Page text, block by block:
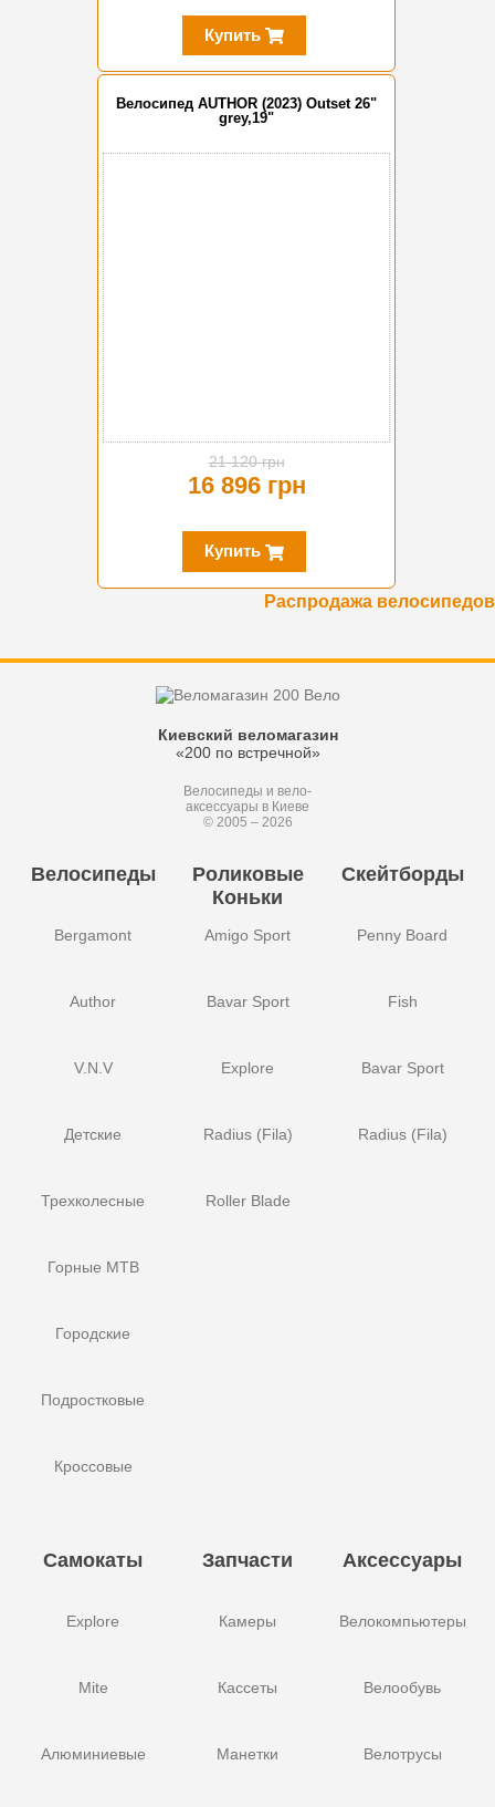
Купить
Велосипед AUTHOR (2023) Outset 26"
grey,19"
21 120 грн
16 896 грн
Купить
Распродажа велосипедов
Киевский веломагазин
«200 по встречной»
Велосипеды и вело-
аксессуары в Киеве
© 2005 – 2026
Велосипеды
Bergamont
Author
V.N.V
Детские
Трехколесные
Горные MTB
Городские
Подростковые
Кроссовые
Роликовые
Коньки
Amigo Sport
Bavar Sport
Explore
Radius (Fila)
Roller Blade
Скейтборды
Penny Board
Fish
Bavar Sport
Radius (Fila)
Самокаты
Explore
Mite
Алюминиевые
Запчасти
Камеры
Кассеты
Манетки
Аксессуары
Велокомпьютеры
Велообувь
Велотрусы